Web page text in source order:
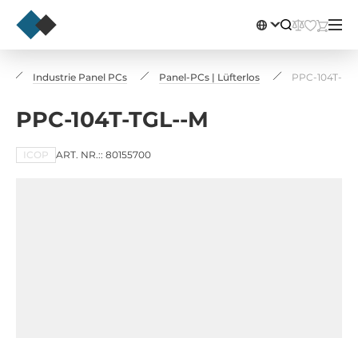
Industrie Panel PCs Panel-PCs | Lüfterlos PPC-104T-
PPC-104T-TGL--M
ICOP ART. NR.:: 80155700